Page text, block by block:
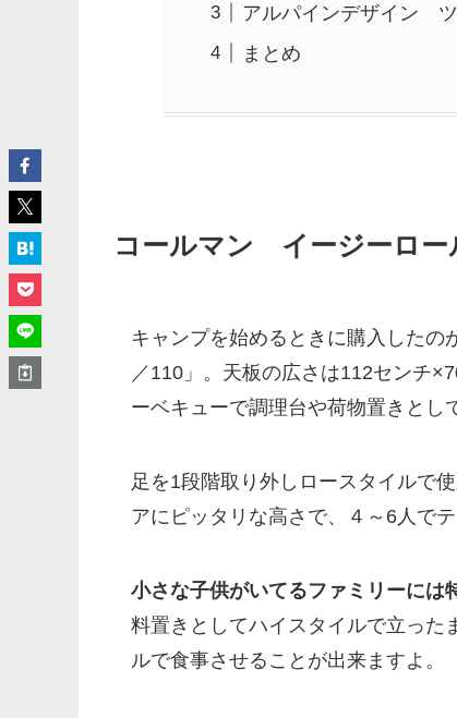
アルパインデザイン
まとめ
コールマン イージーロー
キャンプを始めるときに購入した
／110」。天板の広さは112センチ
ーベキューで調理台や荷物置きとし
足を1段階取り外しロースタイルで
アにピッタリな高さで、４～6人で
小さな子供がいてるファミリーには
料置きとしてハイスタイルで立った
ルで食事させることが出来ますよ。